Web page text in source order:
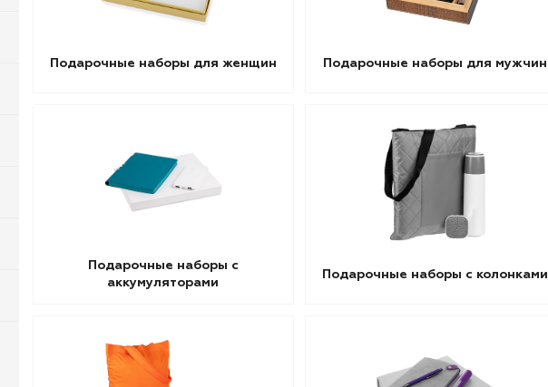
Подарочные наборы для женщин Подарочные наборы для мужчин
Подарочные наборы с
аккумуляторами
Подарочные наборы с колонками